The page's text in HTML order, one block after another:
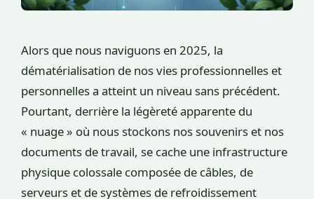
Alors que nous naviguons en 2025, la
dématérialisation de nos vies professionnelles et
personnelles a atteint un niveau sans précédent.
Pourtant, derrière la légèreté apparente du
« nuage » où nous stockons nos souvenirs et nos
documents de travail, se cache une infrastructure
physique colossale composée de câbles, de
serveurs et de systèmes de refroidissement